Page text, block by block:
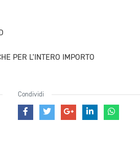
PER L'INTERO IMPORTO
Condividi